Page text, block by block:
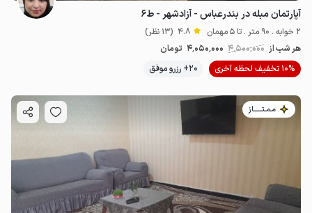
آپارتمان مبله در بندرعباس - آزادشهر - ط۶
2 خوابه . 90 متر . تا 5 مهمان 4.8 (13 نظر)
هر شب از 4٬500٬000 4٬050٬000 تومان
10% تخفیف لحظه آخری
20+ رزرو موفق
مـمـتــــــاز